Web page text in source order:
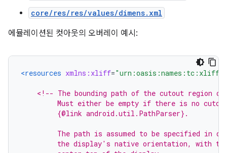
core/res/res/values/dimens.xml
에뮬레이션된 컷아웃의 오버레이 예시:
<resources xmlns:xliff=
<!-- The bounding path of the cutout region
Must either be empty if there is no cutout
{@link android.util.PathParser}.
The path is assumed to be specified in
the display's native orientation, with the